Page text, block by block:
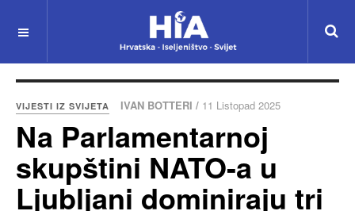
VIJESTI IZ SVIJETA IVAN BOTTERI / 11 Listopad 2025
Na Parlamentarnoj
skupštini NATO-a u
Ljubljani dominiraju tri